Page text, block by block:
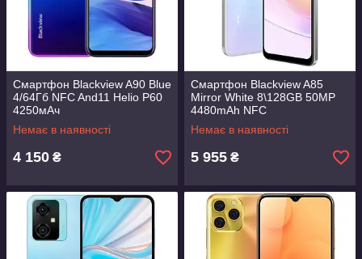
Смартфон Blackview A90 Blue
4/64Гб NFC And11 Helio P60
4250мАч
Немає в наявності
4 150 ₴
Смартфон Blackview A85
Mirror White 8\128GB 50MP
4480mAh NFC
Немає в наявності
5 955 ₴